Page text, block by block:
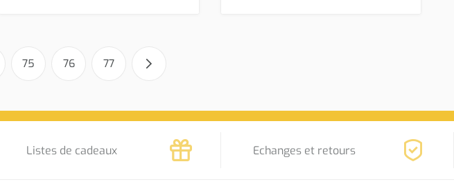
75 76 77
Listes de cadeaux Echanges et retours